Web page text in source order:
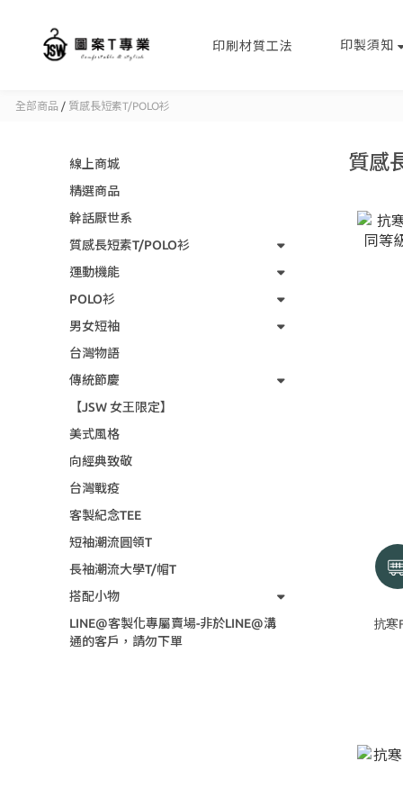
印刷材質工法 印製須知
全部商品 / 質感長短素T/POLO衫
線上商城
精選商品
幹話厭世系
質感長短素T/POLO衫
運動機能
POLO衫
男女短袖
台灣物語
傳統節慶
【JSW 女王限定】
美式風格
向經典致敬
台灣戰疫
客製紀念TEE
短袖潮流圓領T
長袖潮流大學T/帽T
搭配小物
LINE@客製化專屬賣場-非於LINE@溝
通的客戶，請勿下單
質感
抗寒